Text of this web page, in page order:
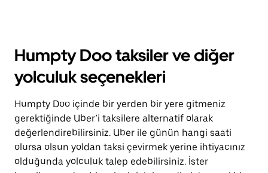
Humpty Doo taksiler ve diğer
yolculuk seçenekleri
Humpty Doo içinde bir yerden bir yere gitmeniz
gerektiğinde Uber’i taksilere alternatif olarak
değerlendirebilirsiniz. Uber ile günün hangi saati
olursa olsun yoldan taksi çevirmek yerine ihtiyacınız
olduğunda yolculuk talep edebilirsiniz. İster